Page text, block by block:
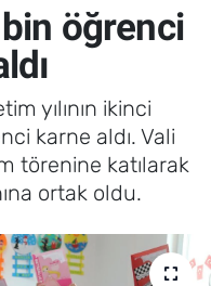
öğrenci
yılının ikinci
karne aldı. Vali
törenine katılarak
ortak oldu.